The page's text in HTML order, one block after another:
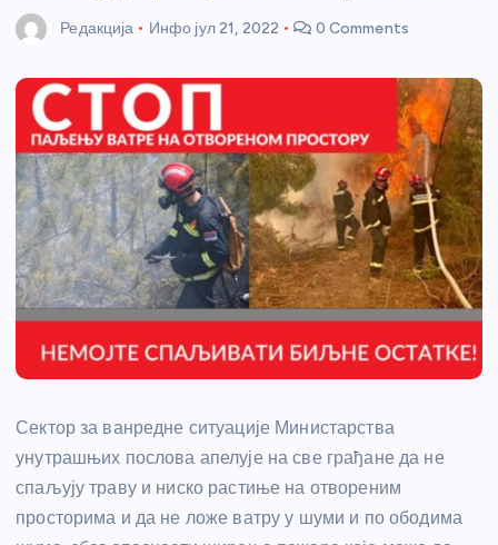
Редакција Инфо јул 21, 2022 0 Comments
Сектор за ванредне ситуације Министарства
унутрашњих послова апелује на све грађане да не
спаљују траву и ниско растиње на отвореним
просторима и да не ложе ватру у шуми и по ободима